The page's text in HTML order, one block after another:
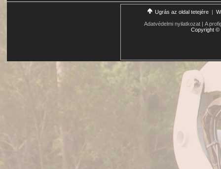
Ugrás az oldal tetejére |
Adatvédelmi nyilatkozat | A
Copyright©